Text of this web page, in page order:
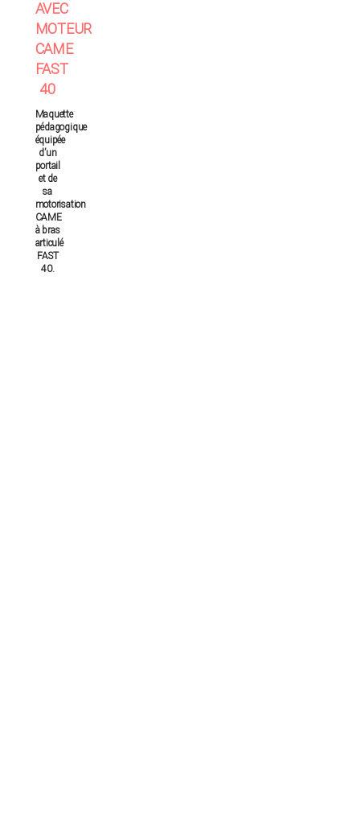
AVEC
MOTEUR
CAME
FAST
40
Maquette
pédagogique
équipée
d’un
portail
et de
sa
motorisation
CAME
à bras
articulé
FAST
40.